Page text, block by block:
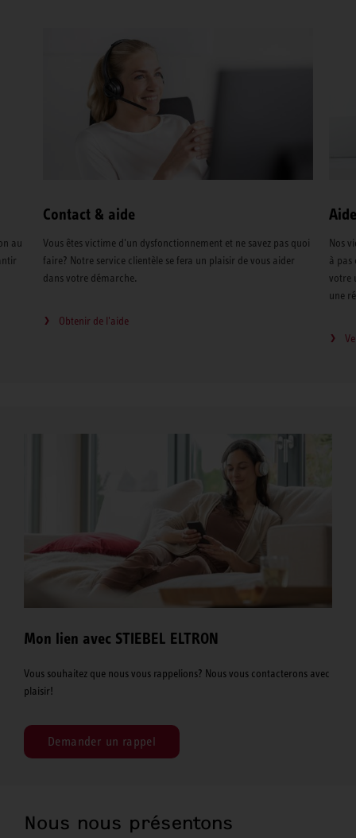
au
Contact & aide
Vous êtes victime d'un dysfonctionnement et ne savez pas quoi
faire? Notre service clientèle se fera un plaisir de vous aider
dans votre démarche.
Obtenir de l'aide
Nos
à
votre
une
Mon lien avec STIEBEL ELTRON
Vous souhaitez que nous vous rappelions? Nous vous contacterons avec
plaisir!
Demander un rappel
Nous nous présentons